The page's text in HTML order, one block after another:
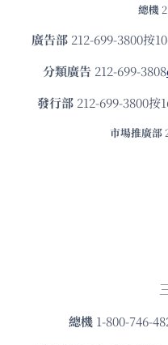
總機
廣告部212-699-3800按
分類廣告 212-699-3808
發⾏部 212-699-3800按
市場推廣部
總機 1-800-746-